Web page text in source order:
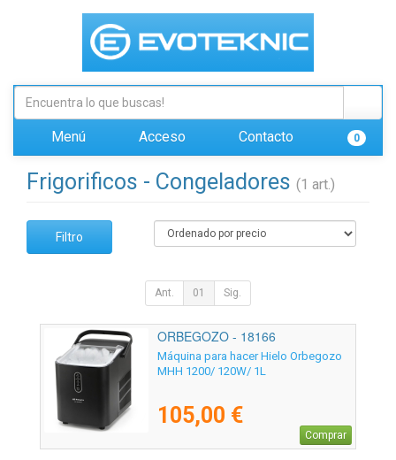
Menú Acceso Contacto 0
Frigorificos - Congeladores (1 art.)
Filtro
Ant. 01 Sig.
ORBEGOZO - 18166
Máquina para hacer Hielo Orbegozo
MHH 1200/ 120W/ 1L
105,00 €
Comprar